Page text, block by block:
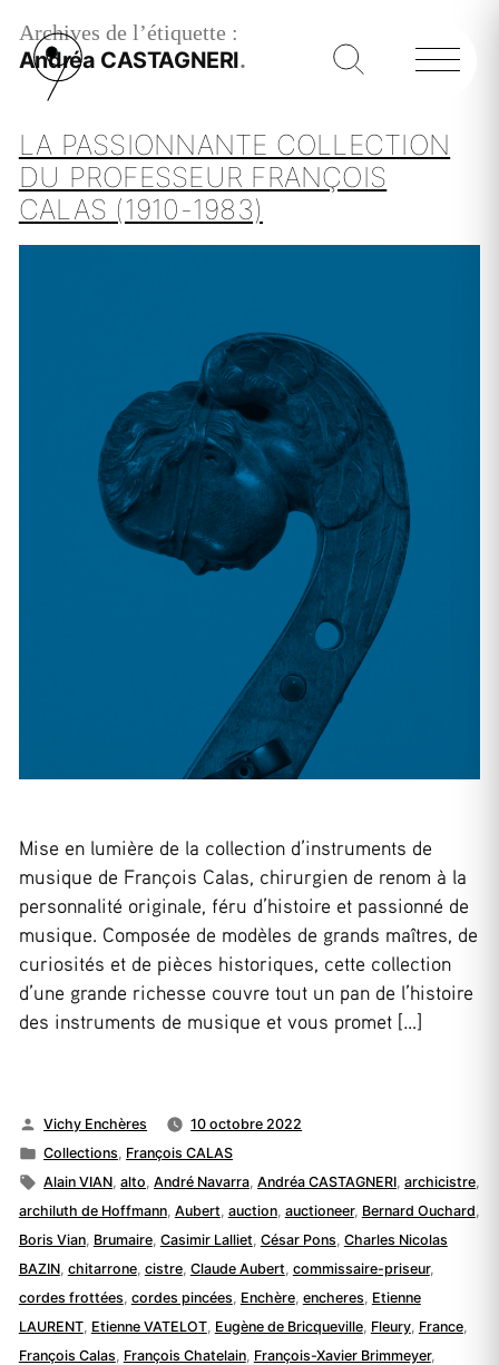
Archives de l’étiquette :
Andréa CASTAGNERI
LA PASSIONNANTE COLLECTION
DU PROFESSEUR FRANÇOIS
CALAS (1910-1983)
Mise en lumière de la collection d’instruments de
musique de François Calas, chirurgien de renom à la
personnalité originale, féru d’histoire et passionné de
musique. Composée de modèles de grands maîtres, de
curiosités et de pièces historiques, cette collection
d’une grande richesse couvre tout un pan de l’histoire
des instruments de musique et vous promet […]
Publié
par
Vichy Enchères
10 octobre 2022
Publié
dans
Collections François CALAS
Étiquettes :
Alain VIAN ,alto ,André Navarra ,Andréa CASTAGNERI ,archicistre
archiluth de Hoffmann, Aubert auction, auctioneer, Bernard Ouchard
Boris Vian, Brumaire, Casimir Lalliet César Pons Charles Nicolas
BAZIN, chitarrone, cistre, Claude Aubert commissaire-priseur,
cordes frottées cordes pincées Enchère, encheres Etienne
LAURENT, Etienne VATELOT, Eugène de Bricqueville, Fleury, France,
François Calas François Chatelain, François-Xavier Brimmeyer,